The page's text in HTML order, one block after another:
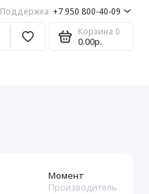
Поддержка +7 950 800-40-09
Корзина 0
0.00р.
Момент
Производитель